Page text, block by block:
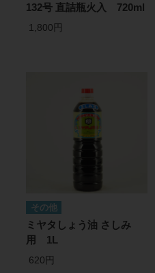
132号 直詰瓶火入 720ml
1,800円
その他
ミヤタしょう油 さしみ
用 1L
620円